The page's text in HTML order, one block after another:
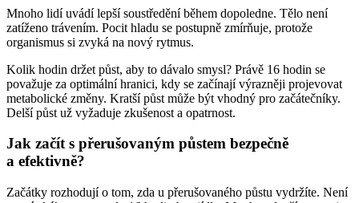
Mnoho lidí uvádí lepší soustředění během dopoledne. Tělo není
zatíženo trávením. Pocit hladu se postupně zmírňuje, protože
organismus si zvyká na nový rytmus.
Kolik hodin držet půst, aby to dávalo smysl? Právě 16 hodin se
považuje za optimální hranici, kdy se začínají výrazněji projevovat
metabolické změny. Kratší půst může být vhodný pro začátečníky.
Delší půst už vyžaduje zkušenost a opatrnost.
Jak začít s přerušovaným půstem bezpečně
a efektivně?
Začátky rozhodují o tom, zda u přerušovaného půstu vydržíte. Není